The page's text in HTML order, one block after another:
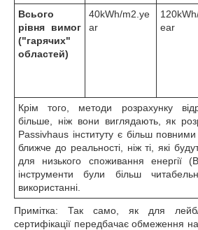
Всього
рівня вимог
("гарячих"
областей)
40kWh/m2.ye
ar
ear
Крім того, методи розрахунку
більше, ніж вони виглядають, як
Passivhaus інституту є більш повними
ближче до реальності, ніж ті, які
для низького споживання енергії
інструменти були більш
використанні.
Примітка: Так само, як для
сертифікації передбачає обмеження на